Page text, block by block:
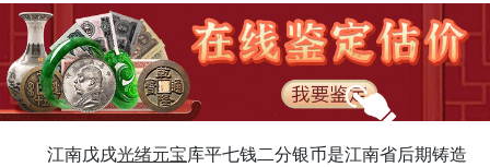
江南戊戌光绪元宝库平七钱二分银币是江南省后期铸造